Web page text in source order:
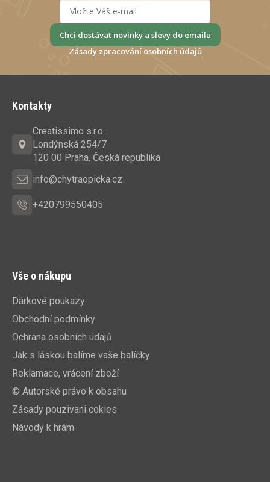
Chci dostávat novinky a slevy do emailu
Zásady zpracování osobních údajů
Kontakty
Creatissimo s.r.o.
Londýnská 254/7
120 00 Praha, Česká republika
info@chytraopicka.cz
+420799550405
Vše o nákupu
Dárkové poukazy
Obchodní podmínky
Ochrana osobních údajů
Jak s láskou balíme vaše balíčky
Reklamace, vrácení zboží
© Autorské právo k obsahu
Zásady pouzivani cokies
Návody k hrám